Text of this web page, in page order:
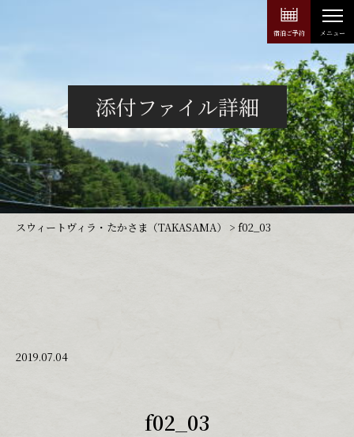
宿泊ご予約
添付ファイル詳細
スウィートヴィラ・たかさま（TAKASAMA） > f02_03
2019.07.04
f02_03